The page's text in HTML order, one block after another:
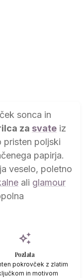
sonca in
za svate iz
pristen poljski
papirja.
veselo, poletno
ali glamour
auto_awesome
Pozlata
pokrovček z zlatim
in motivom